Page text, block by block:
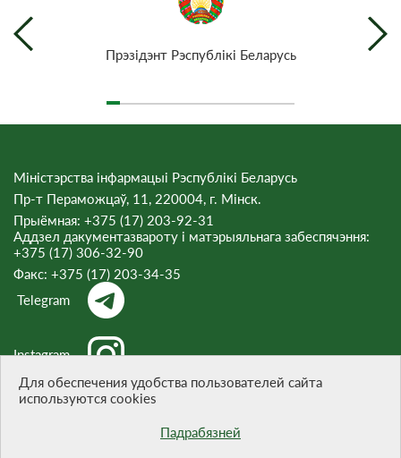
Прэзiдэнт Рэспублiкi Беларусь
Міністэрства інфармацыі Рэспублікі Беларусь
Пр-т Пераможцаў, 11, 220004, г. Мінск.
Прыёмная: +375 (17) 203-92-31
Аддзел дакументазвароту і матэрыяльнага забеспячэння:
+375 (17) 306-32-90
Факс: +375 (17) 203-34-35
Telegram
Instagram
Threads
Для обеспечения удобства пользователей сайта
используются cookies
Падрабязней